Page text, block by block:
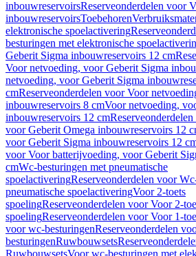
inbouwreservoirsReserveonderdelen voor
inbouwreservoirsToebehoren
elektronische spoelactivering
besturingen met elektronische
Geberit Sigma inbouwreservoirs 12 cm
Voor netvoeding, voor Geberit Sigma
netvoeding, voor Geberit Sigma
cmReserveonderdelen voor Voor
inbouwreservoirs 8 cmVoor netvoeding,
inbouwreservoirs 12 cm
voor Geberit Omega inbouwreservoirs 12
voor Geberit Sigma inbouwreservoirs 12
voor Voor batterijvoeding, voor Geberit
cmWc-besturingen met pneumatische
spoelactiveringReserveonderdelen voor
pneumatische spoelactiveringVoor 2-toets
spoelingReserveonderdelen voor Voor 2-
spoelingReserveonderdelen voor Voor 1-
voor wc-besturingenReserveonderdelen
besturingenRuwbouwsets
RuwbouwsetsVoor wc-besturingen met